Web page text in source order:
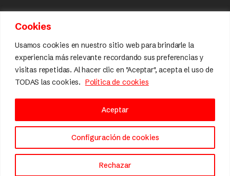
Cookies
Usamos cookies en nuestro sitio web para brindarle la
experiencia más relevante recordando sus preferencias y
visitas repetidas. Al hacer clic en "Aceptar", acepta el uso de
TODAS las cookies. Política de cookies
Configuración de cookies
Rechazar
Aceptar